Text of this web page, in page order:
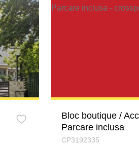
Bloc boutique /
Parcare inclusa
CP3192335